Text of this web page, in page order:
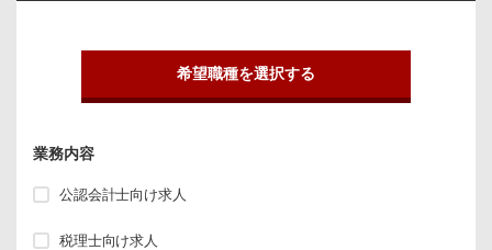
希望職種を選択する
業務内容
公認会計士向け求人
税理士向け求人